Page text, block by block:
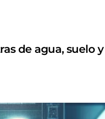
de agua, suelo